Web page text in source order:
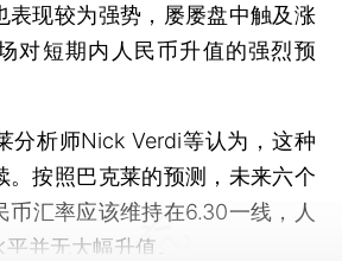
表现较为强势，屡屡盘中触及涨
对短期内人民币升值的强烈预
析师Nick Verdi等认为，这种
。按照巴克莱的预测，未来六个
币汇率应该维持在6.30一线，人
并无大幅升值。